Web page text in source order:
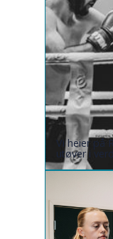
Vi heier på
utøver i